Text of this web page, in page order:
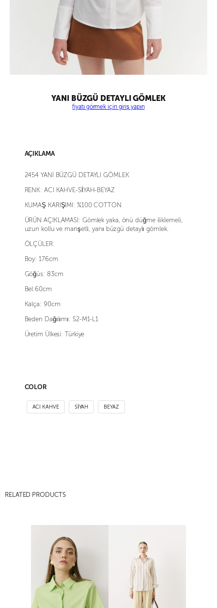
YANI BÜZGÜ DETAYLI GÖMLEK
fiyatı görmek için giriş yapın
AÇIKLAMA
2454 YANI BÜZGÜ DETAYLI GÖMLEK
RENK: ACI KAHVE-SİYAH-BEYAZ
KUMAŞ KARIŞIMI: %100 COTTON
ÜRÜN AÇIKLAMASI: Gömlek yaka, önü düğme iliklemeli,
uzun kollu ve manşetli, yanı büzgü detaylı gömlek.
ÖLÇÜLER:
Boy: 176cm
Göğüs: 83cm
Bel:60cm
Kalça: 90cm
Beden Dağılımı: S2-M1-L1
Üretim Ülkesi: Türkiye
COLOR
ACI KAHVE SİYAH BEYAZ
RELATED PRODUCTS